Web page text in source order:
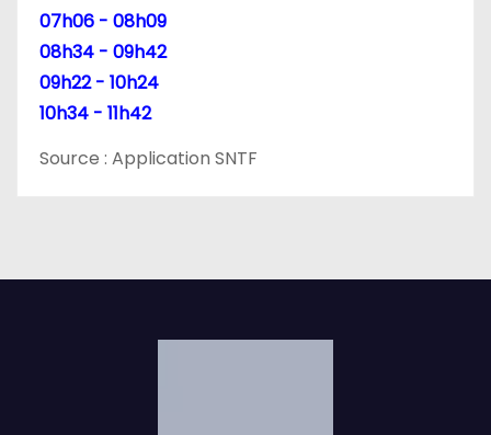
c
e
07h06 - 08h09
08h34 - 09h42
09h22 - 10h24
10h34 - 11h42
Source : Application SNTF